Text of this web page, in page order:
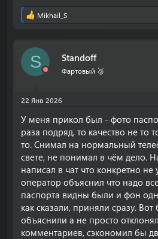
Р
к
и
Mikhail_S
S Standoff
Фартовый 🥈
22 Янв 2026
У меня прикол был - фото
раза подряд, то качество не то
то. Снимал на нормальный
свете, не понимал в чём дело.
написал в чат что конкретно не
оператор объяснил что надо
паспорта видны были и фон
как сказали, приняли сразу. Вот
объяснили а не просто
комментариев, сэкономил бы